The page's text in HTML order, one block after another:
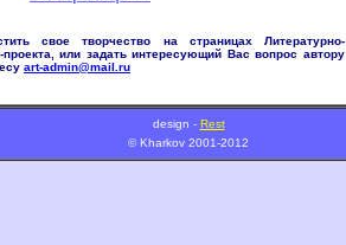
свое творчество на страницах Литературно-
проекта, или задать интересующий Вас вопрос автору
art-admin@mail.ru
design - Rest
© Kharkov 2001-2012